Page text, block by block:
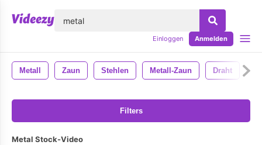
Einloggen Anmelden
Metall Zaun Stehlen Metall-Zaun Draht
Filters
Metal Stock-Video